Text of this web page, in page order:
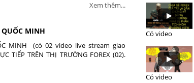
Xem thêm...
MINH
MINH (có 02 video live stream giao
TIẾP TRÊN THỊ TRƯỜNG FOREX (02).
Có video
Có video